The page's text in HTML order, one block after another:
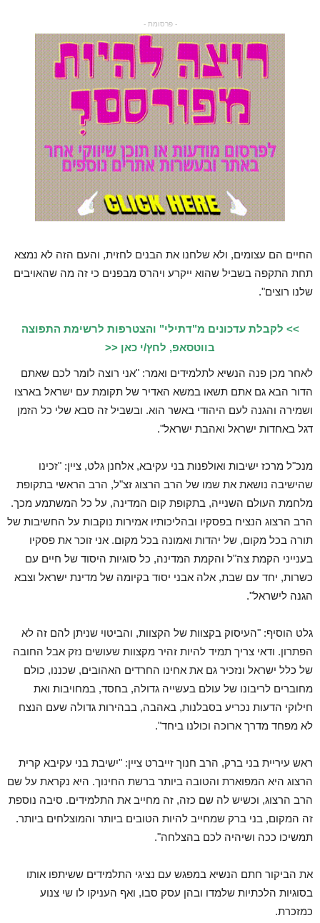
- פרסומת -
החיים הם עצומים, ולא שלחנו את הבנים לחזית, והעם הזה לא נמצא
תחת התקפה בשביל שהוא ייקרע ויהרס מבפנים כי זה מה שהאויבים
שלנו רוצים".
>> לקבלת עדכונים מ"דתילי" והצטרפות לרשימת התפוצה
בווטסאפ, לחץ/י כאן <<
לאחר מכן פנה הנשיא לתלמידים ואמר: "אני רוצה לומר לכם שאתם
הדור הבא גם אתם תשאו במשא האדיר של תקומת עם ישראל בארצו
ושמירה והגנה לעם היהודי באשר הוא. ובשביל זה סבא שלי כל הזמן
דגל באחדות ישראל ואהבת ישראל".
מנכ"ל מרכז ישיבות ואולפנות בני עקיבא, אלחנן גלט, ציין: "זכינו
שהישיבה נושאת את שמו של הרב הרצוג זצ"ל, הרב הראשי בתקופת
מלחמת העולם השנייה, בתקופת קום המדינה, על כל המשתמע מכך.
הרב הרצוג הנציח בפסקיו ובהליכותיו אמירות נוקבות על החשיבות של
תורה בכל מקום, של יהדות ואמונה בכל מקום. אני זוכר את פסקיו
בענייני הקמת צה"ל והקמת המדינה, כל סוגיות היסוד של חיים עם
כשרות, יחד עם שבת, אלה אבני יסוד בקיומה של מדינת ישראל וצבא
הגנה לישראל".
גלט הוסיף: "העיסוק בקצוות של הקצוות, והביטוי שניתן להם זה לא
הפתרון. ודאי צריך תמיד להיות זהיר מקצוות שעושים נזק אבל החובה
של כלל ישראל ונזכיר גם את אחינו החרדים האהובים, שכננו, כולם
מחוברים לריבונו של עולם בעשייה גדולה, בחסד, במחויבות ואת
חילוקי הדעות נכריע בסבלנות, באהבה, בבהירות גדולה שעם הנצח
לא מפחד מדרך ארוכה וכולנו ביחד".
ראש עיריית בני ברק, הרב חנוך זייברט ציין: "ישיבת בני עקיבא קרית
הרצוג היא המפוארת והטובה ביותר ברשת החינוך. היא נקראת על שם
הרב הרצוג, וכשיש לה שם כזה, זה מחייב את התלמידים. סיבה נוספת
זה המקום, בני ברק שמחייב להיות הטובים ביותר והמוצלחים ביותר.
תמשיכו ככה ושיהיה לכם בהצלחה".
את הביקור חתם הנשיא במפגש עם נציגי התלמידים ששיתפו אותו
בסוגיות הלכתיות שלמדו ובהן עסק סבו, ואף העניקו לו שי צנוע
כמזכרת.